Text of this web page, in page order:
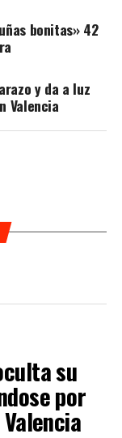
bonitas» 42
y da a luz
Valencia
su
por